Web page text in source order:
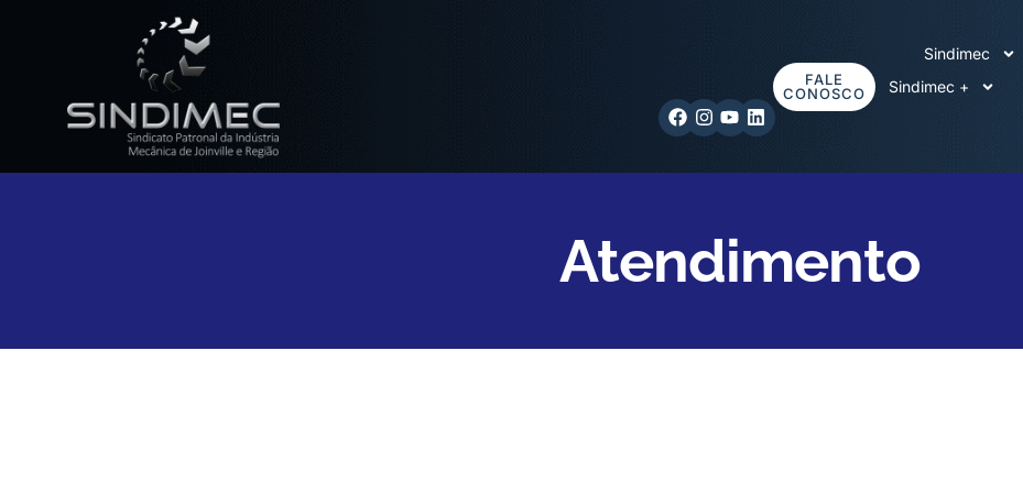
FALE
CONOSCO
Sindimec
Sindimec +
Atendimento